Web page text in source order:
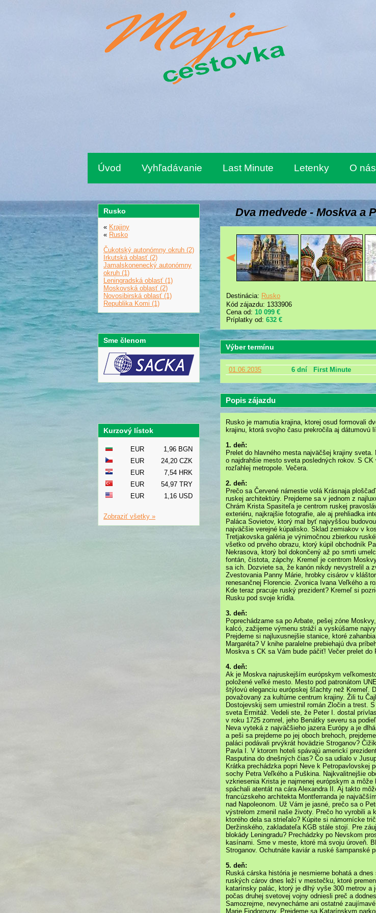
Úvod Vyhľadávanie Last Minute Letenky O nás
Dva medvede - Moskva a
Destinácia: Rusko
Kód zájazdu: 1333906
Cena od: 10 099 €
Príplatky od: 632 €
Výber termínu
01.06.2035 6 dní First Minute
Popis zájazdu
Rusko je mamutia krajina, ktorej osud formovali
krajinu, ktorá svojho času prekročila aj
1. deň:
Prelet do hlavného mesta najväčšej krajiny
o najdrahšie mesto sveta posledných rokov. S
rozľahlej metropole. Večera.
2. deň:
Prečo sa Červené námestie volá Krásnaja
ruskej architektúry. Prejdeme sa v jednom z
Chrám Krista Spasiteľa je centrom ruskej
exteriéru, najkrajšie fotografie, ale aj prehliadka
Paláca Sovietov, ktorý mal byť najvyššou
najväčšie verejné kúpalisko. Sklad zemiakov v
Tretjakovska galéria je výnimočnou zbierkou
všetko od prvého obrazu, ktorý kúpil obchodník
Nekrasova, ktorý bol dokončený až po smrti
fontán, čistota, zápchy. Kremeľ je centrom
sa ich. Dozviete sa, že kanón nikdy nevystrelil a
Zvestovania Panny Márie, hrobky cisárov v
renesančnej Florencie. Zvonica Ivana Veľkého a
Kde teraz pracuje ruský prezident? Kremeľ si
Rusku pod svoje krídla.
3. deň:
Poprechádzame sa po Arbate, pešej zóne
kalcó, zažijeme výmenu stráží a vyskúšame
Prejdeme si najluxusnejšie stanice, ktoré
Margaréta? V knihe paralelne prebiehajú dva
Moskva s CK sa Vám bude páčiť! Večer prelet do
4. deň:
Ak je Moskva najruskejším európskym
položené veľké mesto. Mesto pod patronátom
štýlovú eleganciu európskej šľachty než Kremeľ.
považovaný za kultúrne centrum krajiny. Žili tu
Dostojevskij sem umiestnil román Zločin a trest.
sveta Ermitáž. Vedeli ste, že Peter I. dostal
v roku 1725 zomrel, jeho Benátky severu sa
Neva vyteká z najväčšieho jazera Európy a je
a peši sa prejdeme po jej oboch brehoch,
paláci podávali prvýkrát hovädzie Stroganov?
Pavla I. V ktorom hoteli spávajú americkí
Rasputina do dnešných čias? Čo sa udialo v
Krátka prechádzka popri Neve k Petropavlovskej
sochy Petra Veľkého a Puškina. Najkvalitnejšie
vzkriesenia Krista je najmenej európskym a
spáchali atentát na cára Alexandra II. Aj takto
francúzskeho architekta Montferranda je
nad Napoleonom. Už Vám je jasné, prečo sa o
výstrelom zmenil naše životy. Prečo ho vyrobili a
ktorého dela sa strieľalo? Kúpite si námornícke
Deržinského, zakladateľa KGB stále stojí. Pre
blokády Leningradu? Prechádzky po Nevskom
kasínami. Sme v meste, ktoré má svoju úroveň.
Stroganov. Ochutnáte kaviár a ruské šampanské
5. deň:
Ruská cárska história je nesmierne bohatá a
ruských cárov dnes leží v mestečku, ktoré
katarínsky palác, ktorý je dlhý vyše 300 metrov a
počas druhej svetovej vojny odniesli preč a
Samozrejme, nevynecháme ani ostatné
Marie Fiodorovny. Prejdeme sa Katarínskym
Rusko
« Krajiny
« Rusko
Čukotský autonómny okruh (2)
Irkutská oblasť (2)
Jamalskonenecký autonómny
okruh (1)
Leningradská oblasť (1)
Moskovská oblasť (2)
Novosibirská oblasť (1)
Republika Komi (1)
Sme členom
Kurzový lístok
EUR
1,96 BGN
EUR
24,20 CZK
EUR
7,54 HRK
EUR
54,97 TRY
EUR
1,16 USD
Zobraziť všetky »